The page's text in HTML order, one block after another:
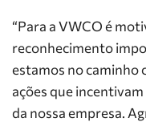
“Para a VWCO é
reconhecimento
estamos no caminho
ações que
da nossa empresa.